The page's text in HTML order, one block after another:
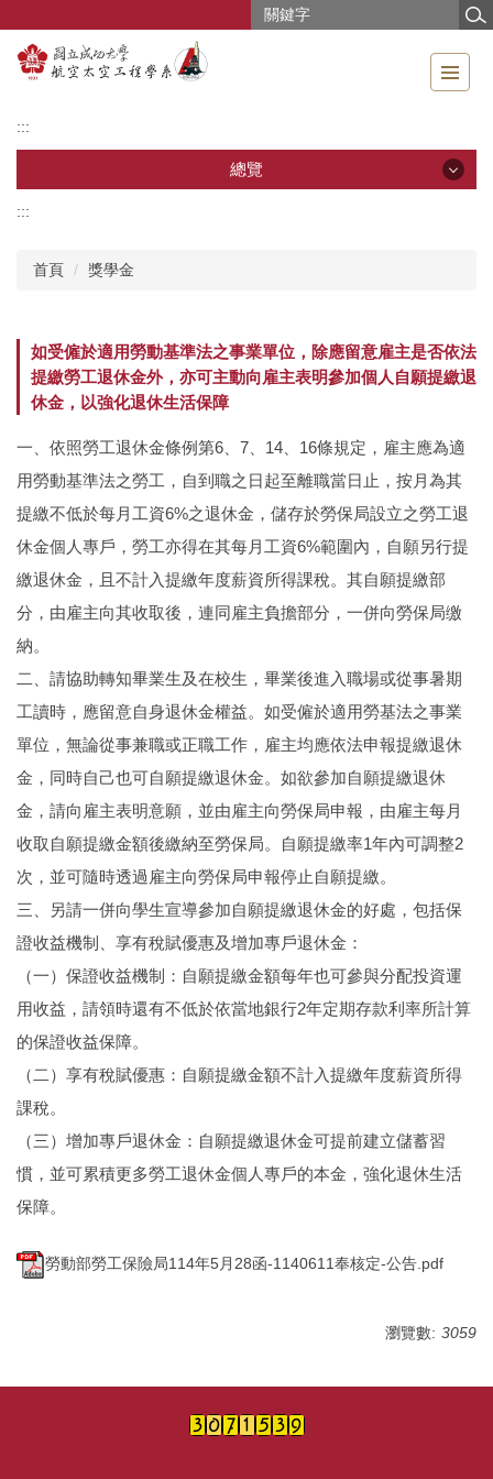
主
容
區
:::
總覽
公告訊息
成員介紹
教學資源
常用表單
我要捐款
航太系友
:::
首頁 獎學金
如受僱於適用勞動基準法之事業單位，除應留意雇主是否依法
提繳勞工退休金外，亦可主動向雇主表明參加個人自願提繳退
休金，以強化退休生活保障
一、依照勞工退休金條例第6、7、14、16條規定，雇主應為適
用勞動基準法之勞工，自到職之日起至離職當日止，按月為其
提繳不低於每月工資6%之退休金，儲存於勞保局設立之勞工退
休金個人專戶，勞工亦得在其每月工資6%範圍內，自願另行提
繳退休金，且不計入提繳年度薪資所得課稅。其自願提繳部
分，由雇主向其收取後，連同雇主負擔部分，一併向勞保局缴
納。
二、請協助轉知畢業生及在校生，畢業後進入職場或從事暑期
工讀時，應留意自身退休金權益。如受僱於適用勞基法之事業
單位，無論從事兼職或正職工作，雇主均應依法申報提繳退休
金，同時自己也可自願提繳退休金。如欲參加自願提繳退休
金，請向雇主表明意願，並由雇主向勞保局申報，由雇主每月
收取自願提繳金額後繳納至勞保局。自願提繳率1年內可調整2
次，並可隨時透過雇主向勞保局申報停止自願提繳。
三、另請一併向學生宣導參加自願提繳退休金的好處，包括保
證收益機制、享有稅賦優惠及增加專戶退休金：
（一）保證收益機制：自願提繳金額每年也可參與分配投資運
用收益，請領時還有不低於依當地銀行2年定期存款利率所計算
的保證收益保障。
（二）享有稅賦優惠：自願提繳金額不計入提繳年度薪資所得
課稅。
（三）增加專戶退休金：自願提繳退休金可提前建立儲蓄習
慣，並可累積更多勞工退休金個人專戶的本金，強化退休生活
保障。
勞動部勞工保險局114年5月28函-1140611奉核定-公告.pdf
瀏覽數: 3059